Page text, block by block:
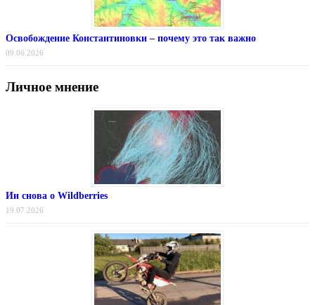
Освобождение Константиновки – почему это так важно
09.06.2026
Личное мнение
Ии снова о Wildberries
19.07.2026